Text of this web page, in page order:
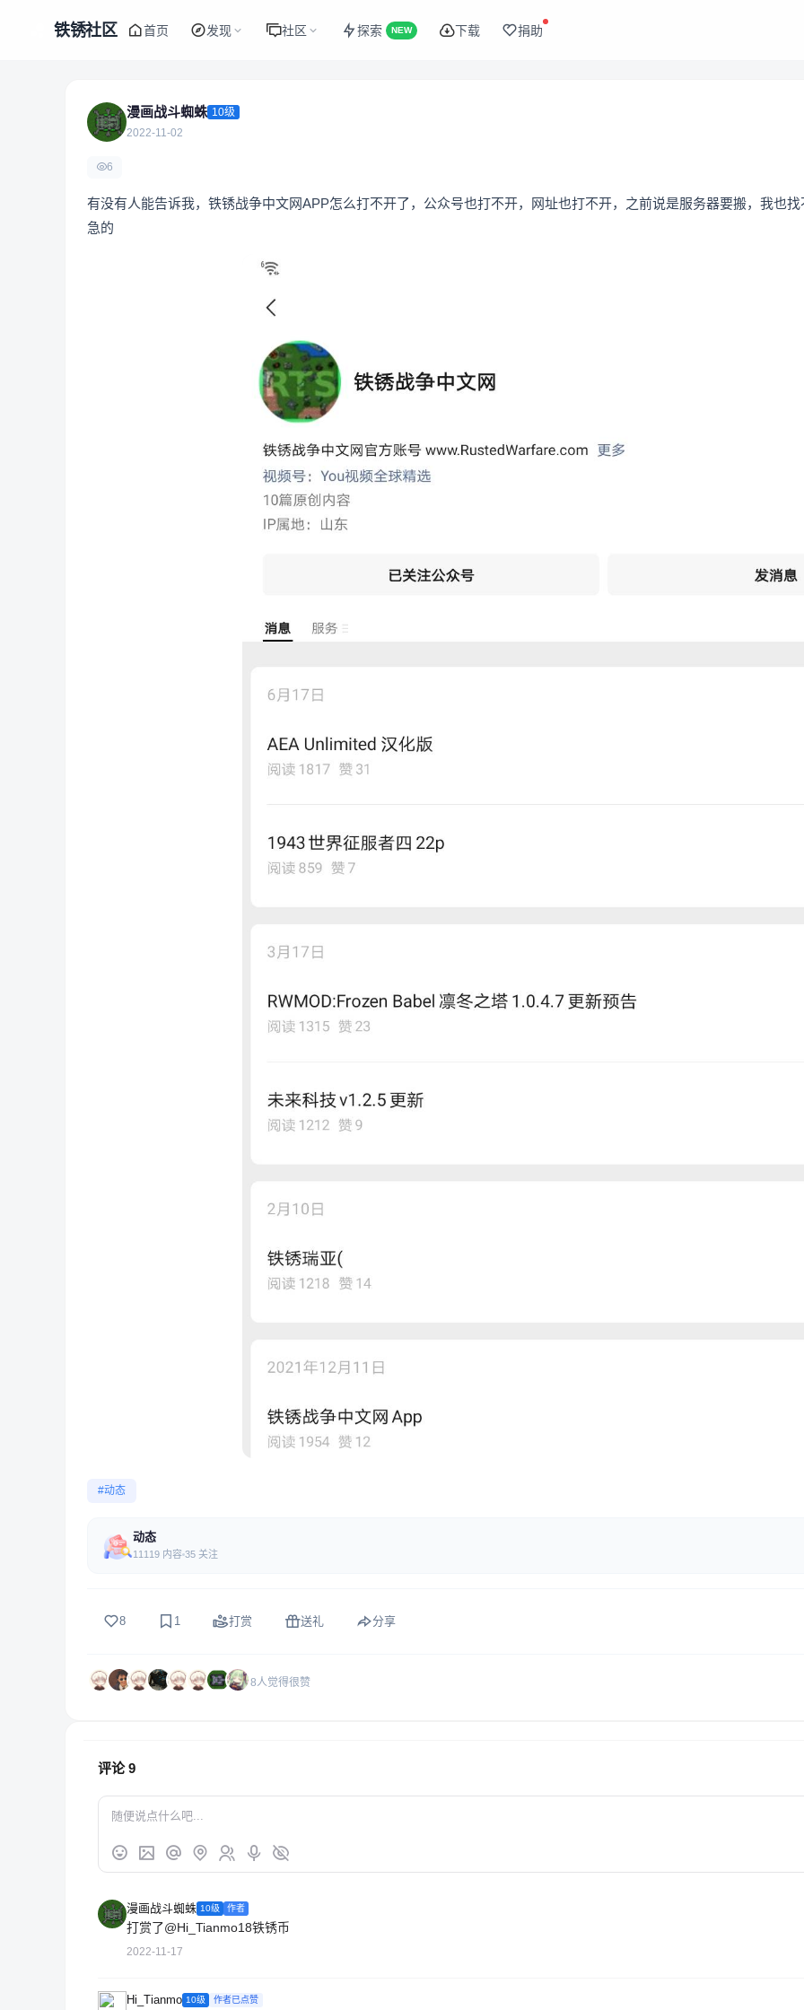
铁锈社区 首页 发现 社区 探索 NEW 下载 捐助
漫画战斗蜘蛛 10级
2022-11-02
6
有没有人能告诉我，铁锈战争中文网APP怎么打不开了，公众号也打不开，网址也打不开，之前说是服务器要搬，我也
急的
#动态
动态
11119 内容 35 关注
8 1 打赏 送礼 分享
8人觉得很赞
评论9
漫画战斗蜘蛛 10级 作者
打赏了@Hi_Tianmo18铁锈币
2022-11-17
Hi_Tianmo 10级 作者已点赞